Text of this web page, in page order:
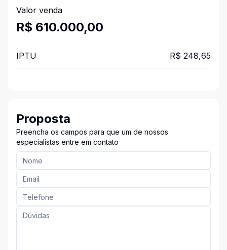
Valor venda
R$ 610.000,00
IPTU R$ 248,65
Proposta
Preencha os campos para que um de nossos
especialistas entre em contato